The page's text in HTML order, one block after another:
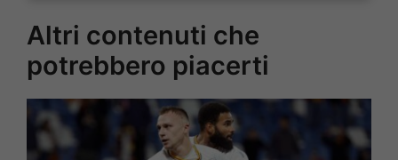
Altri contenuti che
potrebbero piacerti